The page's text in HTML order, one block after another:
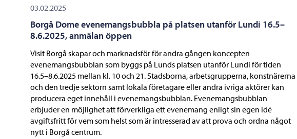
03.02.2025
Borgå Dome evenemangsbubbla på platsen utanför Lundi 16.5–
8.6.2025, anmälan öppen
Visit Borgå skapar och marknadsför för andra gången koncepten
evenemangsbubblan som byggs på Lunds platsen utanför Lundi för tiden
16.5–8.6.2025 mellan kl. 10 och 21. Stadsborna, arbetsgrupperna, konstnärerna
och den tredje sektorn samt lokala företagare eller andra ivriga aktörer kan
producera eget innehåll i evenemangsbubblan. Evenemangsbubblan
erbjuder en möjlighet att förverkliga ett evenemang enligt sin egen idé
avgiftsfritt för vem som helst som är intresserad av att prova och ordna något
nytt i Borgå centrum.